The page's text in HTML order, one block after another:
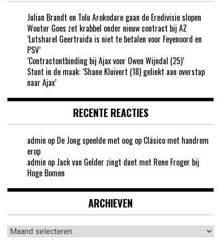
Julian Brandt en Tolu Arokodare gaan de Eredivisie slopen
Wouter Goes zet krabbel onder nieuw contract bij AZ
‘Lutsharel Geertruida is niet te betalen voor Feyenoord en
PSV’
‘Contractontbinding bij Ajax voor Owen Wijndal (25)’
Stunt in de maak: ‘Shane Kluivert (18) gelinkt aan overstap
naar Ajax’
RECENTE REACTIES
admin op De Jong speelde met oog op Clásico met handrem
erop
admin op Jack van Gelder zingt duet met Rene Froger bij
Hoge Bomen
ARCHIEVEN
Archieven